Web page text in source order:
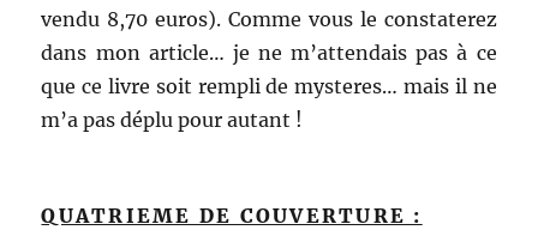
vendu 8,70 euros). Comme vous le constaterez
dans mon article… je ne m’attendais pas à ce
que ce livre soit rempli de mysteres… mais il ne
m’a pas déplu pour autant !
QUATRIEME DE COUVERTURE :